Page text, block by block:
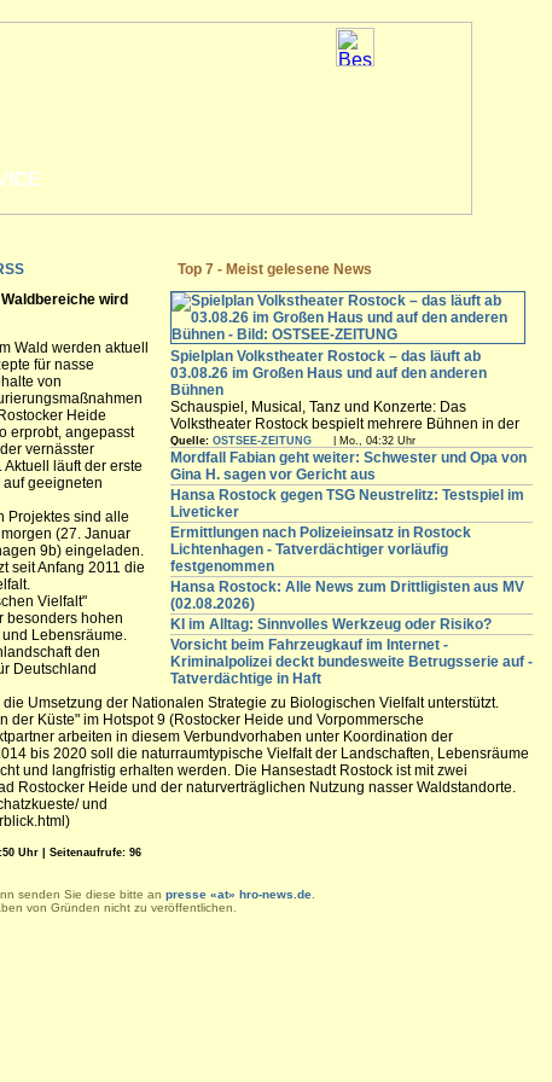
Top 7 - Meist gelesene News
Spielplan Volkstheater Rostock – das läuft ab
03.08.26 im Großen Haus und auf den anderen
Bühnen
Schauspiel, Musical, Tanz und Konzerte: Das
Volkstheater Rostock bespielt mehrere Bühnen in der
Hansestadt. Vom Großen Haus über das
experimentelle Ateliertheater bis zur Sommerbühne in
der Halle 207 auf dem Neptunwerft-Gelände. Hier
finden Sie den aktuellen Spielplan für alle Spielstätten
im Überblick.
Quelle: OSTSEE-ZEITUNG | Mo., 04:32 Uhr
Mordfall Fabian geht weiter: Schwester und Opa von
Gina H. sagen vor Gericht aus
Hansa Rostock gegen TSG Neustrelitz: Testspiel im
Liveticker
Ermittlungen nach Polizeieinsatz in Rostock
Lichtenhagen - Tatverdächtiger vorläufig
festgenommen
Hansa Rostock: Alle News zum Drittligisten aus MV
(02.08.2026)
KI im Alltag: Sinnvolles Werkzeug oder Risiko?
Vorsicht beim Fahrzeugkauf im Internet -
Kriminalpolizei deckt bundesweite Betrugsserie auf -
Tatverdächtige in Haft
wird
Wald werden aktuell
für nasse
von
Heide
erprobt, angepasst
vernässter
läuft der erste
geeigneten
Projektes sind alle
(27. Januar
9b) eingeladen.
seit Anfang 2011 die
Vielfalt"
besonders hohen
Lebensräume.
den
Deutschland
Umsetzung der Nationalen Strategie zu Biologischen Vielfalt unterstützt.
der Küste" im Hotspot 9 (Rostocker Heide und Vorpommersche
arbeiten in diesem Verbundvorhaben unter Koordination der
bis 2020 soll die naturraumtypische Vielfalt der Landschaften, Lebensräume
und langfristig erhalten werden. Die Hansestadt Rostock ist mit zwei
Rostocker Heide und der naturverträglichen Nutzung nasser Waldstandorte.
und
Uhr | Seitenaufrufe: 96
senden Sie diese bitte an presse «at» hro-news.de
von Gründen nicht zu veröffentlichen.